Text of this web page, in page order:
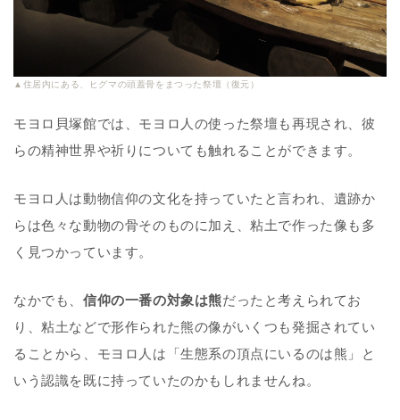
▲住居内にある、ヒグマの頭蓋骨をまつった祭壇（復元）
モヨロ貝塚館では、モヨロ人の使った祭壇も再現され、彼
らの精神世界や祈りについても触れることができます。
モヨロ人は動物信仰の文化を持っていたと言われ、遺跡か
らは色々な動物の骨そのものに加え、粘土で作った像も多
く見つかっています。
なかでも、 信仰の一番の対象は熊だったと考えられてお
り、粘土などで形作られた熊の像がいくつも発掘されてい
ることから、モヨロ人は「生態系の頂点にいるのは熊」と
いう認識を既に持っていたのかもしれませんね。